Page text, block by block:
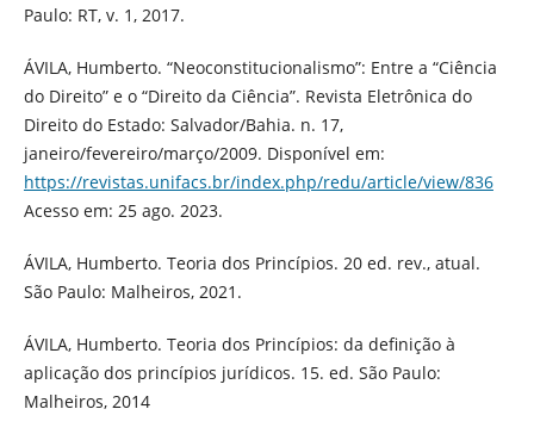
Paulo: RT, v. 1, 2017.
ÁVILA, Humberto. “Neoconstitucionalismo”: Entre a “Ciência
do Direito” e o “Direito da Ciência”. Revista Eletrônica do
Direito do Estado: Salvador/Bahia. n. 17,
janeiro/fevereiro/março/2009. Disponível em:
https://revistas.unifacs.br/index.php/redu/article/view/836
Acesso em: 25 ago. 2023.
ÁVILA, Humberto. Teoria dos Princípios. 20 ed. rev., atual.
São Paulo: Malheiros, 2021.
ÁVILA, Humberto. Teoria dos Princípios: da definição à
aplicação dos princípios jurídicos. 15. ed. São Paulo:
Malheiros, 2014